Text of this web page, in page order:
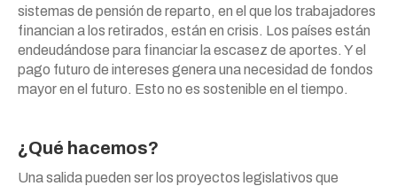
sistemas de pensión de reparto, en el que los trabajadores
financian a los retirados, están en crisis. Los países están
endeudándose para financiar la escasez de aportes. Y el
pago futuro de intereses genera una necesidad de fondos
mayor en el futuro. Esto no es sostenible en el tiempo.
¿Qué hacemos?
Una salida pueden ser los proyectos legislativos que